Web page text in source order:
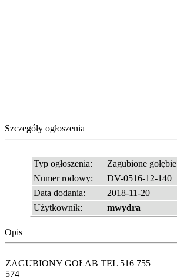
Szczegóły ogłoszenia
Typ ogłoszenia:
Zagubione gołębie
Numer rodowy:
DV-0516-12-140
Data dodania:
2018-11-20
Użytkownik:
mwydra
Opis
ZAGUBIONY GOŁAB TEL 516 755
574